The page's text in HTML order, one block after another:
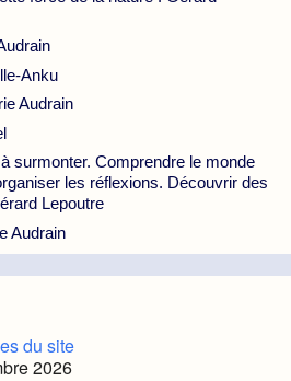
Anku
Audrain
surmonter. Comprendre le monde
les réflexions. Découvrir des
Lepoutre
Audrain
du site
2026